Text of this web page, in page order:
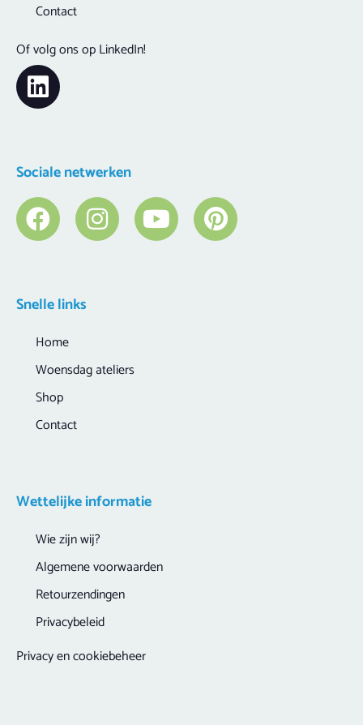
Wettelijke informatie
Wie zijn wij?
Algemene voorwaarden
Retourzendingen
Privacybeleid
Privacy en cookiebeheer
Snelle links
Home
Woensdag ateliers
Shop
Contact
Sociale netwerken
Contact
Of volg ons op LinkedIn!